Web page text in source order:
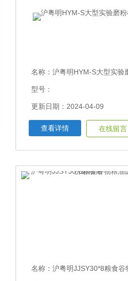
名称： 沪粤明HYM-S大型实验磨粉
型号：
更新日期：2024-04-09
查看详情 在线留言
名称： 沪粤明JJSY30*8粮食谷物粮油圆形水份磨